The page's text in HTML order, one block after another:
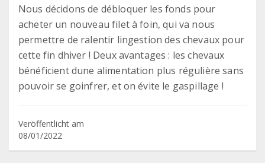
Nous décidons de débloquer les fonds pour
acheter un nouveau filet à foin, qui va nous
permettre de ralentir lingestion des chevaux pour
cette fin dhiver ! Deux avantages : les chevaux
bénéficient dune alimentation plus régulière sans
Veröffentlicht am
08/01/2022